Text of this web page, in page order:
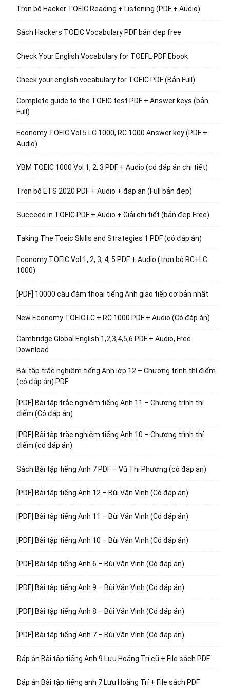
Trọn bộ Hacker TOEIC Reading + Listening (PDF + Audio)
Sách Hackers TOEIC Vocabulary PDF bản đẹp free
Check Your English Vocabulary for TOEFL PDF Ebook
Check your english vocabulary for TOEIC PDF (Bản Full)
Complete guide to the TOEIC test PDF + Answer keys (bản
Full)
Economy TOEIC Vol 5 LC 1000, RC 1000 Answer key (PDF +
Audio)
YBM TOEIC 1000 Vol 1, 2, 3 PDF + Audio (có đáp án chi tiết)
Trọn bộ ETS 2020 PDF + Audio + đáp án (Full bản đẹp)
Succeed in TOEIC PDF + Audio + Giải chi tiết (bản đẹp Free)
Taking The Toeic Skills and Strategies 1 PDF (có đáp án)
Economy TOEIC Vol 1, 2, 3, 4, 5 PDF + Audio (trọn bộ RC+LC
1000)
[PDF] 10000 câu đàm thoại tiếng Anh giao tiếp cơ bản nhất
New Economy TOEIC LC + RC 1000 PDF + Audio (Có đáp án)
Cambridge Global English 1,2,3,4,5,6 PDF + Audio, Free
Download
Bài tập trắc nghiệm tiếng Anh lớp 12 – Chương trình thí điểm
(có đáp án) PDF
[PDF] Bài tập trắc nghiệm tiếng Anh 11 – Chương trình thí
điểm (Có đáp án)
[PDF] Bài tập trắc nghiệm tiếng Anh 10 – Chương trình thí
điểm (có đáp án)
Sách Bài tập tiếng Anh 7 PDF – Vũ Thị Phượng (có đáp án)
[PDF] Bài tập tiếng Anh 12 – Bùi Văn Vinh (Có đáp án)
[PDF] Bài tập tiếng Anh 11 – Bùi Văn Vinh (Có đáp án)
[PDF] Bài tập tiếng Anh 10 – Bùi Văn Vinh (Có đáp án)
[PDF] Bài tập tiếng Anh 6 – Bùi Văn Vinh (Có đáp án)
[PDF] Bài tập tiếng Anh 9 – Bùi Văn Vinh (Có đáp án)
[PDF] Bài tập tiếng Anh 8 – Bùi Văn Vinh (Có đáp án)
[PDF] Bài tập tiếng Anh 7 – Bùi Văn Vinh (Có đáp án)
Đáp án Bài tập tiếng Anh 9 Lưu Hoằng Trí cũ + File sách PDF
Đáp án Bài tập tiếng anh 7 Lưu Hoằng Trí + File sách PDF